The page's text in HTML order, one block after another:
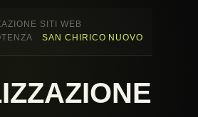
SITI WEB
SAN CHIRICO NUOVO